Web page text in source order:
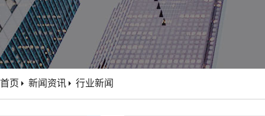
首页 新闻资讯 行业新闻